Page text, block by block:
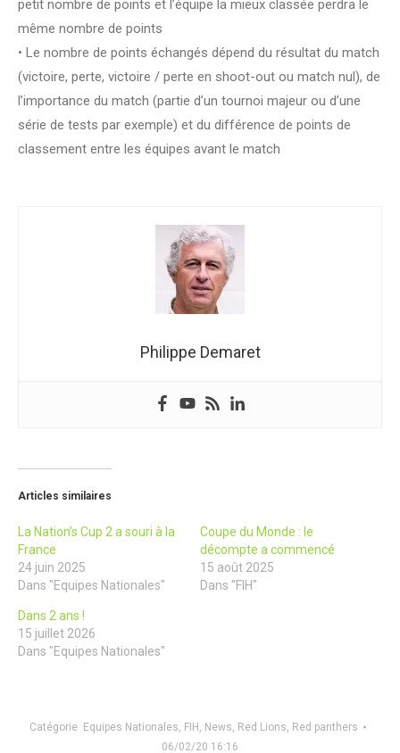
petit nombre de points et l’équipe la mieux classée perdra le
même nombre de points
• Le nombre de points échangés dépend du résultat du match
(victoire, perte, victoire / perte en shoot-out ou match nul), de
l’importance du match (partie d’un tournoi majeur ou d’une
série de tests par exemple) et du différence de points de
classement entre les équipes avant le match
Philippe Demaret
Articles similaires
La Nation’s Cup 2 a souri à la
France
24 juin 2025
Dans "Equipes Nationales"
Coupe du Monde : le
décompte a commencé
15 août 2025
Dans "FIH"
Dans 2 ans !
15 juillet 2026
Dans "Equipes Nationales"
Catégorie Equipes Nationales FIH News Red Lions Red panthers
06/02/20 16:16